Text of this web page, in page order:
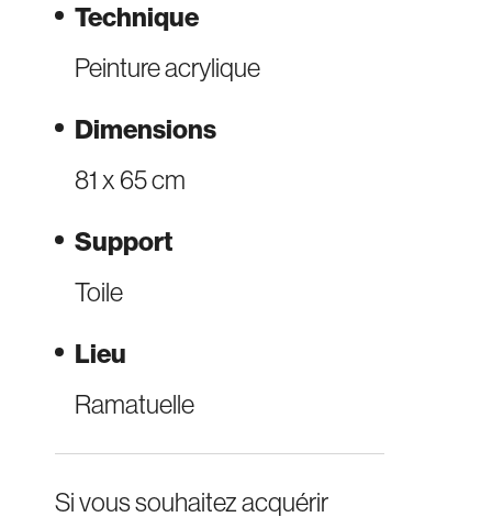
Technique
Peinture acrylique
Dimensions
81 x 65 cm
Support
Toile
Lieu
Ramatuelle
Si vous souhaitez acquérir